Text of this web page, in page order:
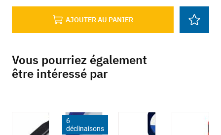
AJOUTER AU PANIER
Vous pourriez également
être intéressé par
6
déclinaisons